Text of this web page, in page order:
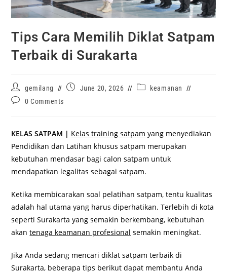
Tips Cara Memilih Diklat Satpam
Terbaik di Surakarta
gemilang June 20, 2026
keamanan
0 Comments
KELAS SATPAM | Kelas training satpam yang menyediakan
Pendidikan dan Latihan khusus satpam merupakan
kebutuhan mendasar bagi calon satpam untuk
mendapatkan legalitas sebagai satpam.
Ketika membicarakan soal pelatihan satpam, tentu kualitas
adalah hal utama yang harus diperhatikan. Terlebih di kota
seperti Surakarta yang semakin berkembang, kebutuhan
akantenaga keamanan profesional semakin meningkat.
Jika Anda sedang mencari diklat satpam terbaik di
Surakarta, beberapa tips berikut dapat membantu Anda